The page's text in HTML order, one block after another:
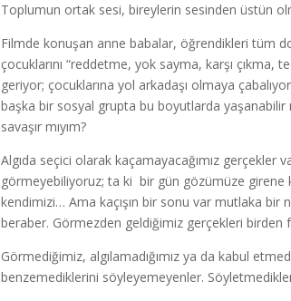
Toplumun ortak sesi, bireylerin sesinden üstün
Filmde konuşan anne babalar, öğrendikleri tüm
çocuklarını “reddetme, yok sayma, karşı
geriyor; çocuklarına yol arkadaşı olmaya
başka bir sosyal grupta bu boyutlarda yaşanabilir
savaşır mıyım?
Algıda seçici olarak kaçamayacağımız
görmeyebiliyoruz; ta ki bir gün gözümüze
kendimizi… Ama kaçışın bir sonu var mutlaka bir
beraber. Görmezden geldiğimiz gerçekleri birden
Görmediğimiz, algılamadığımız ya da kabul
benzemediklerini söyleyemeyenler.